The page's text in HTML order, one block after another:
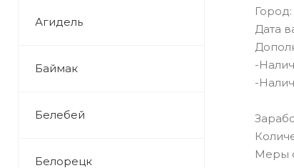
Агидель
Баймак
Белебей
Белорецк
Дата
-
-
Меры